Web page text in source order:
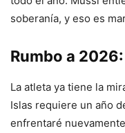
soberanía, y eso es
Rumbo a
La atleta ya tiene la
Islas requiere un año
enfrentaré